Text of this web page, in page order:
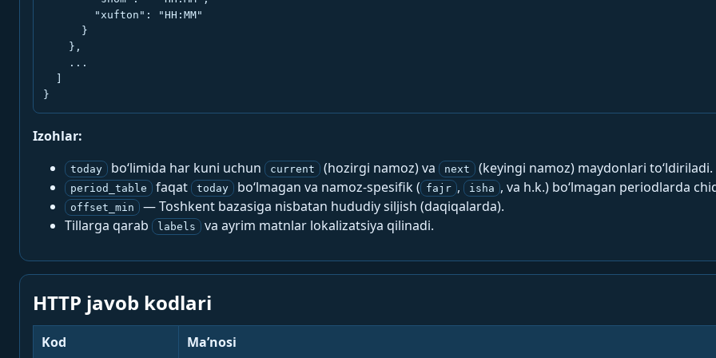
        "xufton": "HH:MM"
      }
    },
    ...
}
Izohlar:
today bo‘limida har kuni uchun current (hozirgi namoz) va next (keyingi namoz) maydonlari to‘ldiriladi.
period_table faqat today bo‘lmagan va namoz-spesifik ( fajr , isha , va h.k.) bo‘lmagan periodlarda
offset_min
— Toshkent bazasiga nisbatan hududiy siljish (daqiqalarda).
Tillarga qarab
labels va ayrim matnlar lokalizatsiya qilinadi.
HTTP javob kodlari
Kod Ma’nosi